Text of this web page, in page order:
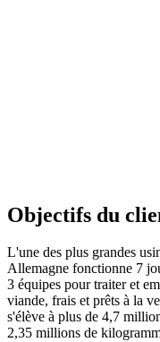
Objectifs du
L'une des plus grandes
Allemagne fonctionne 7
3 équipes pour traiter et
viande, frais et prêts à la
s'élève à plus de 4,7
2,35 millions de